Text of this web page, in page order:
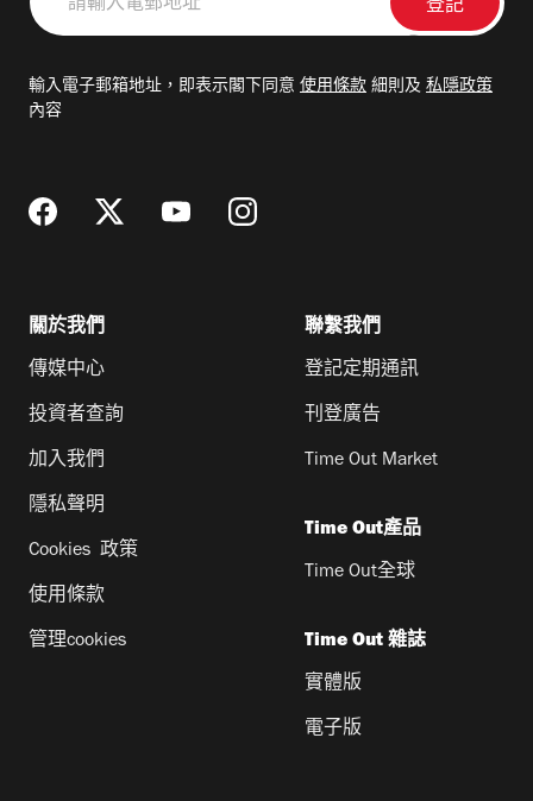
輸
郵
輸入電子郵箱地址，即表示閣下同意 使用條款 細則及 私隱政策
內容
關於我們
傳媒中心
投資者查詢
加入我們
隱私聲明
Cookies 政策
使用條款
管理cookies
聯繫我們
登記定期通訊
刊登廣告
Time Out Market
Time Out產品
Time Out全球
Time Out 雜誌
實體版
電子版